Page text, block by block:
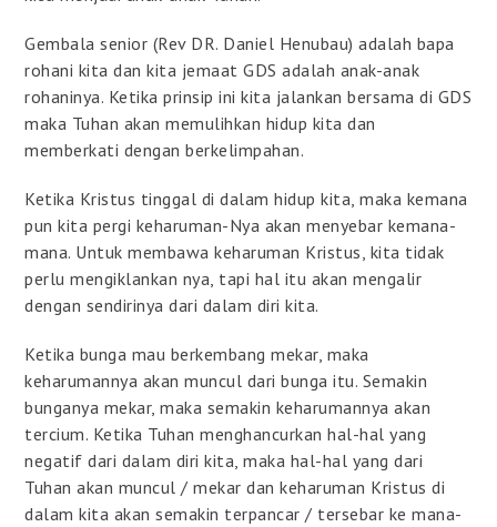
Gembala senior (Rev DR. Daniel Henubau) adalah bapa
rohani kita dan kita jemaat GDS adalah anak-anak
rohaninya. Ketika prinsip ini kita jalankan bersama di GDS
maka Tuhan akan memulihkan hidup kita dan
memberkati dengan berkelimpahan.
Ketika Kristus tinggal di dalam hidup kita, maka kemana
pun kita pergi keharuman-Nya akan menyebar kemana-
mana. Untuk membawa keharuman Kristus, kita tidak
perlu mengiklankan nya, tapi hal itu akan mengalir
dengan sendirinya dari dalam diri kita.
Ketika bunga mau berkembang mekar, maka
keharumannya akan muncul dari bunga itu. Semakin
bunganya mekar, maka semakin keharumannya akan
tercium. Ketika Tuhan menghancurkan hal-hal yang
negatif dari dalam diri kita, maka hal-hal yang dari
Tuhan akan muncul / mekar dan keharuman Kristus di
dalam kita akan semakin terpancar / tersebar ke mana-